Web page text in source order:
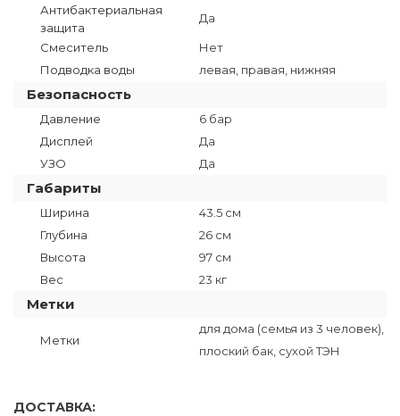
Антибактериальная
защита
Да
Смеситель
Нет
Подводка воды
левая, правая, нижняя
Безопасность
Давление
6 бар
Дисплей
Да
УЗО
Да
Габариты
Ширина
43.5 см
Глубина
26 см
Высота
97 см
Вес
23 кг
Метки
Метки
для дома (семья из 3 человек),
плоский бак, сухой ТЭН
ДОСТАВКА: